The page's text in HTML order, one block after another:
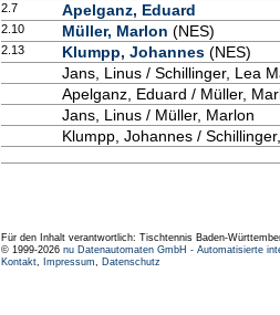
2.7 Apelganz, Eduard
2.10 Müller, Marlon (NES)
2.13 Klumpp, Johannes (NES)
Jans, Linus / Schillinger, Lea
Apelganz, Eduard / Müller,
Jans, Linus / Müller, Marlon
Klumpp, Johannes /
Für den Inhalt verantwortlich: Tischtennis Baden-
© 1999-2026 nu Datenautomaten GmbH - Automatisierte
Kontakt, Impressum, Datenschutz